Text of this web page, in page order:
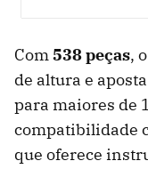
Com538 peças,
de altura e
para maiores de
compatibilidade
que oferece